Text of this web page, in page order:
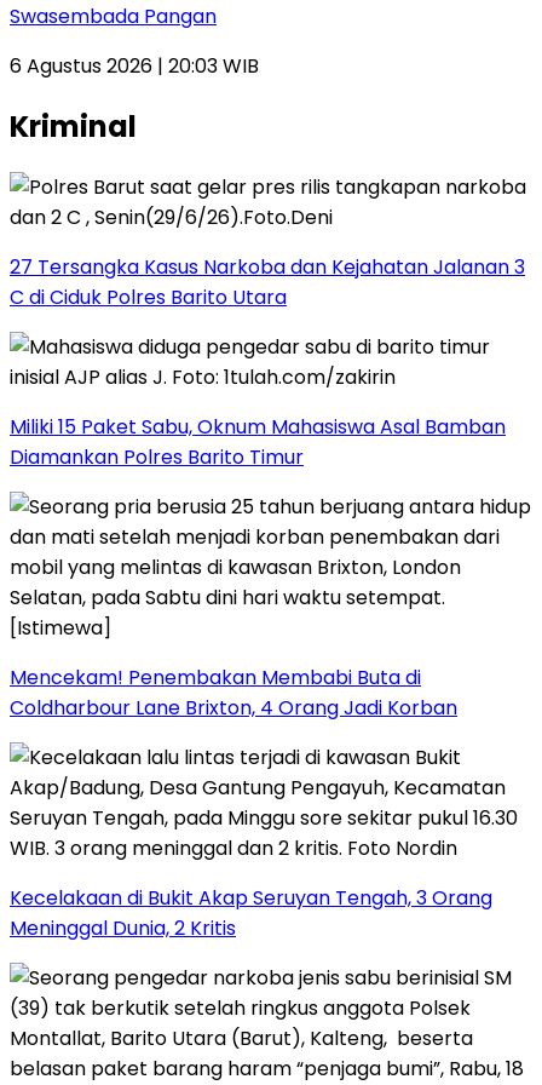
Swasembada Pangan
6 Agustus 2026 | 20:03 WIB
Kriminal
27 Tersangka Kasus Narkoba dan Kejahatan Jalanan 3
C di Ciduk Polres Barito Utara
Miliki 15 Paket Sabu, Oknum Mahasiswa Asal Bamban
Diamankan Polres Barito Timur
Mencekam! Penembakan Membabi Buta di
Coldharbour Lane Brixton, 4 Orang Jadi Korban
Kecelakaan di Bukit Akap Seruyan Tengah, 3 Orang
Meninggal Dunia, 2 Kritis